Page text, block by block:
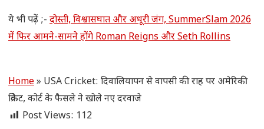
ये भी पढ़ें ;- दोस्ती, विश्वासघात और अधूरी जंग, SummerSlam 2026
में फिर आमने-सामने होंगे Roman Reigns और Seth Rollins
Home» USA Cricket: दिवालियापन से वापसी की राह पर अमेरिकी
क्रिकेट, कोर्ट के फैसले ने खोले नए दरवाजे
Post Views: 112